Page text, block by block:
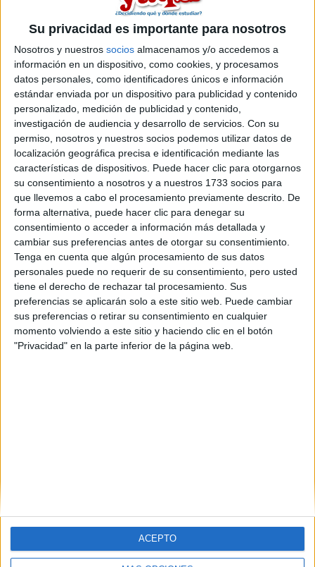
Su privacidad es importante para nosotros
Nosotros y nuestros socios almacenamos y/o accedemos a
información en un dispositivo, como cookies, y procesamos
datos personales, como identificadores únicos e información
estándar enviada por un dispositivo para publicidad y contenido
personalizado, medición de publicidad y contenido,
investigación de audiencia y desarrollo de servicios. Con su
permiso, nosotros y nuestros socios podemos utilizar datos de
localización geográfica precisa e identificación mediante las
características de dispositivos. Puede hacer clic para otorgarnos
su consentimiento a nosotros y a nuestros 1733 socios para
que llevemos a cabo el procesamiento previamente descrito. De
forma alternativa, puede hacer clic para denegar su
consentimiento o acceder a información más detallada y
cambiar sus preferencias antes de otorgar su consentimiento.
Tenga en cuenta que algún procesamiento de sus datos
personales puede no requerir de su consentimiento, pero usted
tiene el derecho de rechazar tal procesamiento. Sus
preferencias se aplicarán solo a este sitio web. Puede cambiar
sus preferencias o retirar su consentimiento en cualquier
momento volviendo a este sitio y haciendo clic en el botón
"Privacidad" en la parte inferior de la página web.
ACEPTO
¿Estudiarias la mitad?
¿Harías las que tienen más créditos? para que os
concedan la BECA del MEC, ya que para tenerla hay
que tener un 80% del curso aprobado.
...............¿? Qué hariais?¿?¿?¿?
Muchas gracias por vuestra opinión y suerte a todos
para los examenes.
Disfrutar del veranito y venir a VIGO (que tiene unas
playas increibles) las podeis mirar en mi space:
www.dami8cr.spaces.live.com
Inicio
Etiquetas: La universidad - un mundo